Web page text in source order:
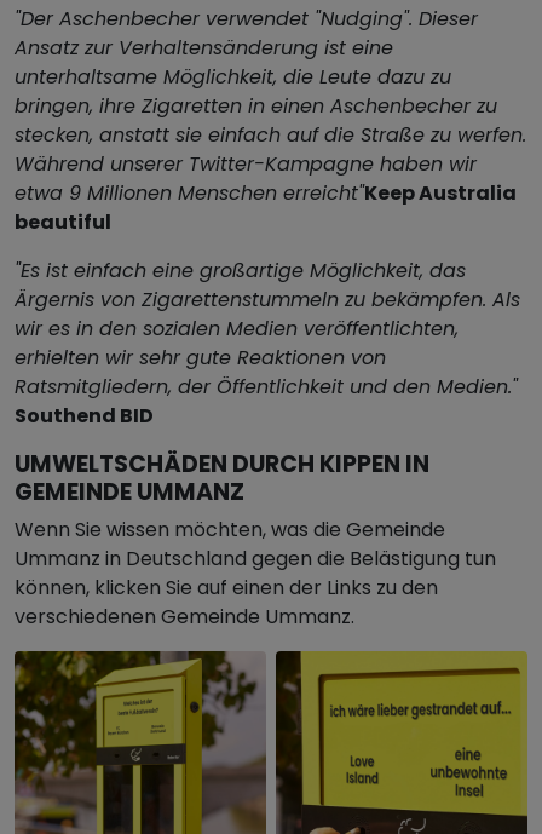
"Der Aschenbecher verwendet "Nudging". Dieser
Ansatz zur Verhaltensänderung ist eine
unterhaltsame Möglichkeit, die Leute dazu zu
bringen, ihre Zigaretten in einen Aschenbecher zu
stecken, anstatt sie einfach auf die Straße zu werfen.
Während unserer Twitter-Kampagne haben wir
etwa 9 Millionen Menschen erreicht"Keep Australia
beautiful
"Es ist einfach eine großartige Möglichkeit, das
Ärgernis von Zigarettenstummeln zu bekämpfen. Als
wir es in den sozialen Medien veröffentlichten,
erhielten wir sehr gute Reaktionen von
Ratsmitgliedern, der Öffentlichkeit und den Medien."
Southend BID
UMWELTSCHÄDEN DURCH KIPPEN IN
GEMEINDE UMMANZ
Wenn Sie wissen möchten, was die Gemeinde
Ummanz in Deutschland gegen die Belästigung tun
können, klicken Sie auf einen der Links zu den
verschiedenen Gemeinde Ummanz.